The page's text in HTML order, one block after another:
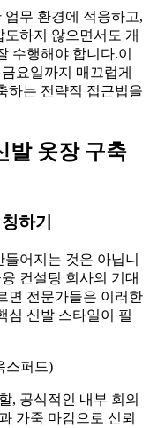
무 환경에 적응하고,
하지 않으면서도 개
수행해야 합니다.이
요일까지 매끄럽게
하는 전략적 접근법을
발 옷장 구축
하기
어지는 것은 아닙니
컨설팅 회사의 기대
면 전문가들은 이러한
심 신발 스타일이 필
스퍼드)
, 공식적인 내부 회의
가죽 마감으로 신뢰